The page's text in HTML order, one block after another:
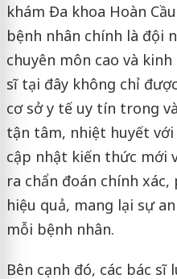
khám Đa khoa Hoàn
bệnh nhân chính là đội
chuyên môn cao và
sĩ tại đây không chỉ
cơ sở y tế uy tín trong
tận tâm, nhiệt huyết
cập nhật kiến thức mới
ra chẩn đoán chính
hiệu quả, mang lại sự
mỗi bệnh nhân.
Bên cạnh đó, các bác